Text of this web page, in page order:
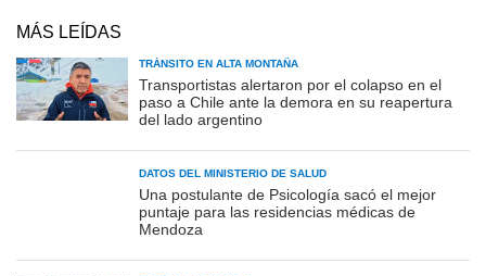
MÁS LEÍDAS
TRÁNSITO EN ALTA MONTAÑA
Transportistas alertaron por el colapso en el
paso a Chile ante la demora en su reapertura
del lado argentino
DATOS DEL MINISTERIO DE SALUD
Una postulante de Psicología sacó el mejor
puntaje para las residencias médicas de
Mendoza